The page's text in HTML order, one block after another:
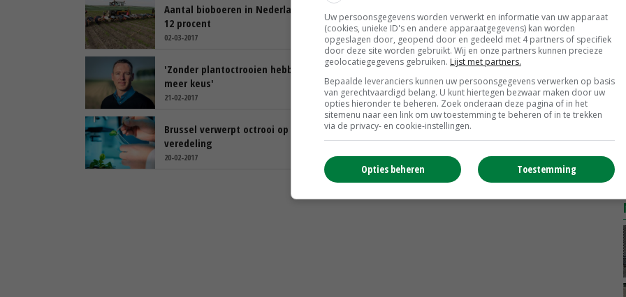
Aantal bioboeren in Nederland stijgt
12 procent
02-03-2017
hulpmeststoffen
28-02-2017
'Zonder plantoctrooien hebben telers
meer keus'
21-02-2017
'Lobby tegen plantoctrooien blijft
nodig'
21-02-2017
Brussel verwerpt octrooi op klassieke
veredeling
20-02-2017
Omzet biologisch groeit door
15-09-2016
Uw persoonsgegevens worden verwerkt en informatie van uw apparaat
(cookies, unieke ID's en andere apparaatgegevens) kan worden
opgeslagen door, geopend door en gedeeld met 4 partners of specifiek
door deze site worden gebruikt. Wij en onze partners kunnen precieze
geolocatiegegevens gebruiken. Lijst met partners.
Bepaalde leveranciers kunnen uw persoonsgegevens verwerken op basis
van gerechtvaardigd belang. U kunt hiertegen bezwaar maken door uw
opties hieronder te beheren. Zoek onderaan deze pagina of in het
sitemenu naar een link om uw toestemming te beheren of in te trekken
via de privacy- en cookie-instellingen.
Toestemming
Opties beheren